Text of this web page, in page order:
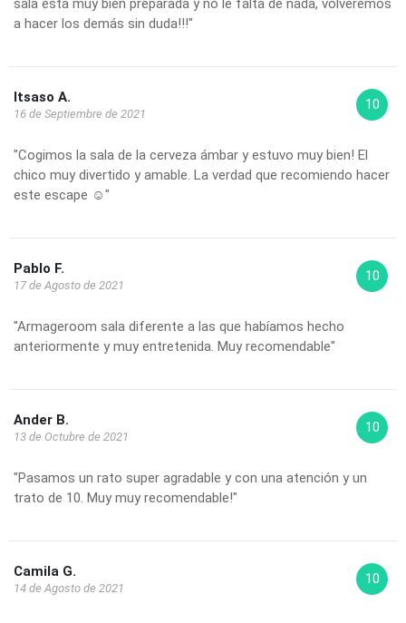
sala está muy bien preparada y no le falta de nada, volveremos
a hacer los demás sin duda!!!"
Itsaso A.
16 de Septiembre de 2021
10
"Cogimos la sala de la cerveza ámbar y estuvo muy bien! El
chico muy divertido y amable. La verdad que recomiendo hacer
este escape ☺️"
Pablo F.
17 de Agosto de 2021
10
"Armageroom sala diferente a las que habíamos hecho
anteriormente y muy entretenida. Muy recomendable"
Ander B.
13 de Octubre de 2021
10
"Pasamos un rato super agradable y con una atención y un
trato de 10. Muy muy recomendable!"
Camila G.
14 de Agosto de 2021
10